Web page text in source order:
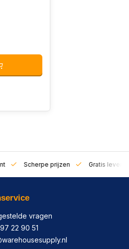
Scherpe prijzen Gratis
vragen
22 90 51